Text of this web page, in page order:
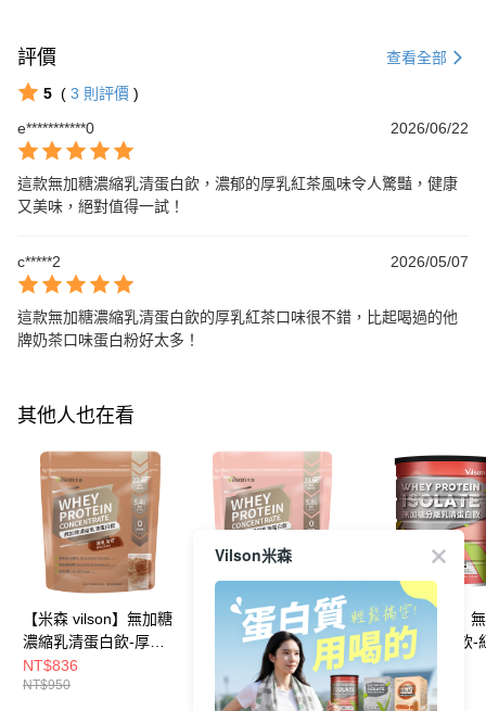
評價 查看全部
5 ( 3 則評價 )
e***********0
2026/06/22
這款無加糖濃縮乳清蛋白飲，濃郁的厚乳紅茶風味令人驚豔，健康
又美味，絕對值得一試！
c*****2 2026/05/07
這款無加糖濃縮乳清蛋白飲的厚乳紅茶口味很不錯，比起喝過的他
牌奶茶口味蛋白粉好太多！
其他人也在看
【米森 vilson】無加糖
濃縮乳清蛋白飲-厚乳
可可(750g/袋)【涼夏
限定↘滿額送涼感巾】
NT$836
NT$950
【米森 vilson】無加糖
濃縮乳清蛋白飲-綜合
莓果(550g/袋)【涼夏
限定↘滿額送涼感巾】
NT$950
【米森 vilson】
分離乳清蛋白飲-
拿鐵 500g/罐【
定↘滿額送涼感
NT$924
NT$1,050
Vilson米森